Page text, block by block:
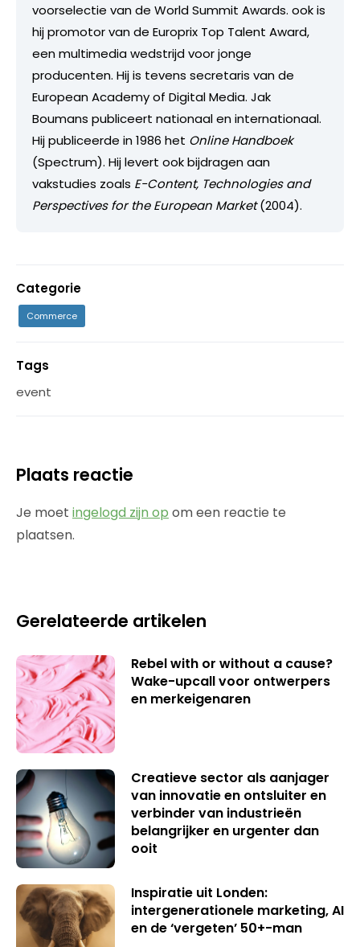
voorselectie van de World Summit Awards. ook is
hij promotor van de Europrix Top Talent Award,
een multimedia wedstrijd voor jonge
producenten. Hij is tevens secretaris van de
European Academy of Digital Media. Jak
Boumans publiceert nationaal en internationaal.
Hij publiceerde in 1986 het Online Handboek
(Spectrum). Hij levert ook bijdragen aan
vakstudies zoals E-Content, Technologies and
Perspectives for the European Market(2004).
Categorie
Commerce
Tags
event
Plaats reactie
Je moet ingelogd zijn op om een reactie te
plaatsen.
Gerelateerde artikelen
Rebel with or without a cause?
Wake-upcall voor ontwerpers
en merkeigenaren
Creatieve sector als aanjager
van innovatie en ontsluiter en
verbinder van industrieën
belangrijker en urgenter dan
ooit
Inspiratie uit Londen:
intergenerationele marketing, AI
en de ‘vergeten’ 50+-man